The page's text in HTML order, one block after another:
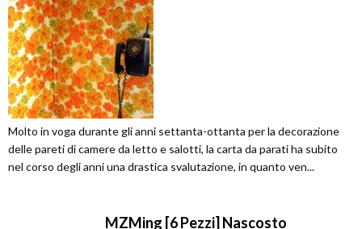
Molto in voga durante gli anni settanta-ottanta per la decorazione
delle pareti di camere da letto e salotti, la carta da parati ha subito
nel corso degli anni una drastica svalutazione, in quanto ven...
MZMing [6 Pezzi] Nascosto